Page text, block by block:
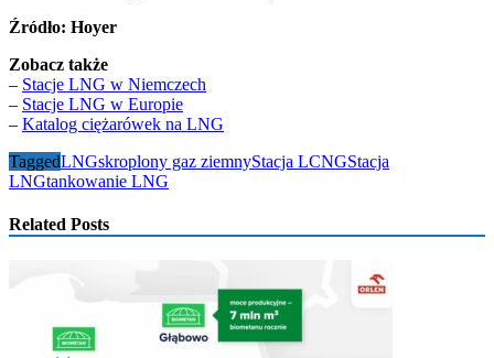
Źródło: Hoyer
Zobacz także
– Stacje LNG w Niemczech
– Stacje LNG w Europie
– Katalog ciężarówek na LNG
TaggedLNGskroplony gaz ziemnyStacja LCNGStacja
LNGtankowanie LNG
Related Posts